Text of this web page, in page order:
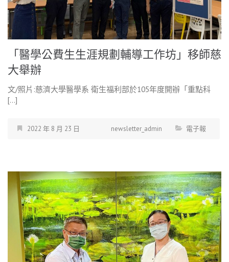
「醫學公費生生涯規劃輔導工作坊」移師慈
大舉辦
文/照片:慈濟大學醫學系 衛生福利部於105年度開辦「重點科
[…]
2022 年 8 月 23 日 newsletter_admin 電子報